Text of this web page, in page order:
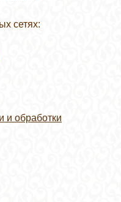
сетях:
и обработки